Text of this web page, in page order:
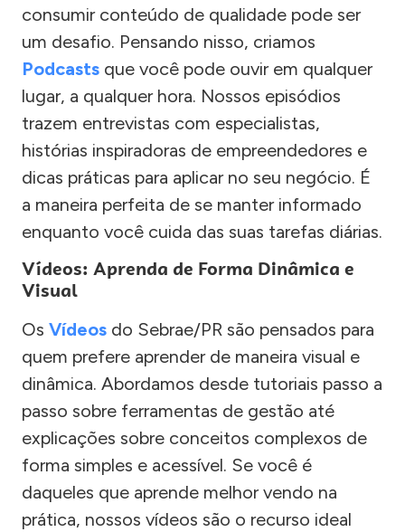
consumir conteúdo de qualidade pode ser
um desafio. Pensando nisso, criamos
Podcasts que você pode ouvir em qualquer
lugar, a qualquer hora. Nossos episódios
trazem entrevistas com especialistas,
histórias inspiradoras de empreendedores e
dicas práticas para aplicar no seu negócio. É
a maneira perfeita de se manter informado
enquanto você cuida das suas tarefas diárias.
Vídeos: Aprenda de Forma Dinâmica e
Visual
Os Vídeos do Sebrae/PR são pensados para
quem prefere aprender de maneira visual e
dinâmica. Abordamos desde tutoriais passo a
passo sobre ferramentas de gestão até
explicações sobre conceitos complexos de
forma simples e acessível. Se você é
daqueles que aprende melhor vendo na
prática, nossos vídeos são o recurso ideal